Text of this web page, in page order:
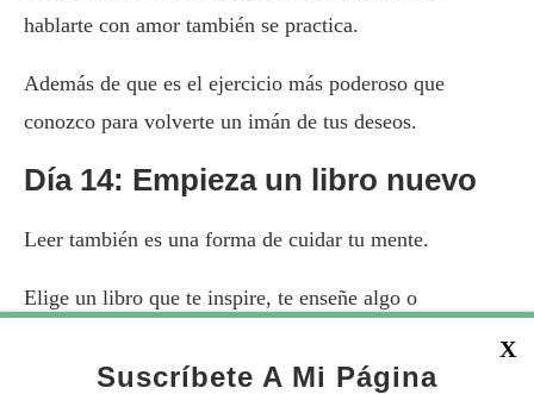
Suscríbete A Mi Página
X
hablarte con amor también se practica.
Además de que es el ejercicio más poderoso que
conozco para volverte un imán de tus deseos.
Día 14: Empieza un libro nuevo
Leer también es una forma de cuidar tu mente.
Elige un libro que te inspire, te enseñe algo o